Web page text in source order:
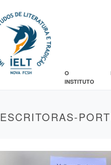
O
INSTITUTO
ESCRITORAS-